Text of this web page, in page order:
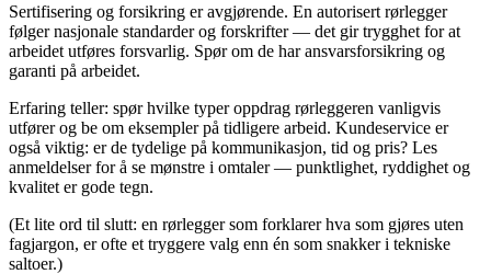
Sertifisering og forsikring er avgjørende. En autorisert rørlegger
følger nasjonale standarder og forskrifter — det gir trygghet for at
arbeidet utføres forsvarlig. Spør om de har ansvarsforsikring og
garanti på arbeidet.
Erfaring teller: spør hvilke typer oppdrag rørleggeren vanligvis
utfører og be om eksempler på tidligere arbeid. Kundeservice er
også viktig: er de tydelige på kommunikasjon, tid og pris? Les
anmeldelser for å se mønstre i omtaler — punktlighet, ryddighet og
kvalitet er gode tegn.
(Et lite ord til slutt: en rørlegger som forklarer hva som gjøres uten
fagjargon, er ofte et tryggere valg enn én som snakker i tekniske
saltoer.)